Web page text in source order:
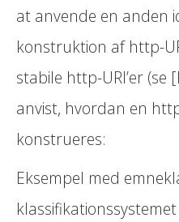
at anvende en anden
konstruktion af http-
stabile http-URI’er (se
anvist, hvordan en
konstrueres:
Eksempel med